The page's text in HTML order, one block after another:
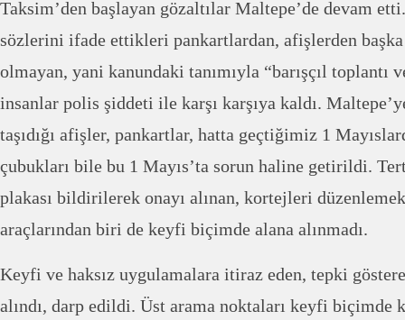
Taksim’den başlayan gözaltılar Maltepe’de devam
sözlerini ifade ettikleri pankartlardan, afişlerden
olmayan, yani kanundaki tanımıyla “barışçıl toplantı
insanlar polis şiddeti ile karşı karşıya kaldı.
taşıdığı afişler, pankartlar, hatta geçtiğimiz 1
çubukları bile bu 1 Mayıs’ta sorun haline getirildi.
plakası bildirilerek onayı alınan, kortejleri
araçlarından biri de keyfi biçimde alana alınmadı.
Keyfi ve haksız uygulamalara itiraz eden, tepki
alındı, darp edildi. Üst arama noktaları keyfi biçimde